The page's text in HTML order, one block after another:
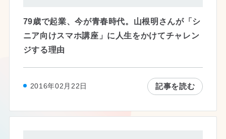
79歳で起業、今が青春時代。山根明さんが「シ
ニア向けスマホ講座」に人生をかけてチャレン
ジする理由
2016年02月22日 記事を読む